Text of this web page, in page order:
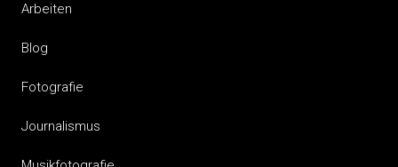
Arbeiten
Blog
Fotografie
Journalismus